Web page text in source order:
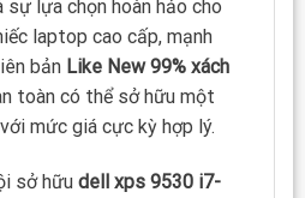
sự lựa chọn hoàn hảo cho
laptop cao cấp, mạnh
bản Like New 99% xách
toàn có thể sở hữu một
mức giá cực kỳ hợp lý.
sở hữu dell xps 9530 i7-